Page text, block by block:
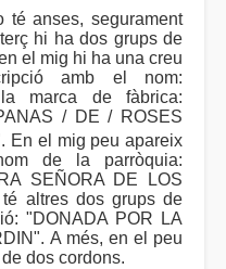
té anses, segurament
hi ha dos grups de
el mig hi ha una creu
amb el nom:
marca de fàbrica:
/ DE / ROSES
En el mig peu apareix
de la parròquia:
SEÑORA DE LOS
altres dos grups de
"DONADA POR LA
A més, en el peu
dos cordons.